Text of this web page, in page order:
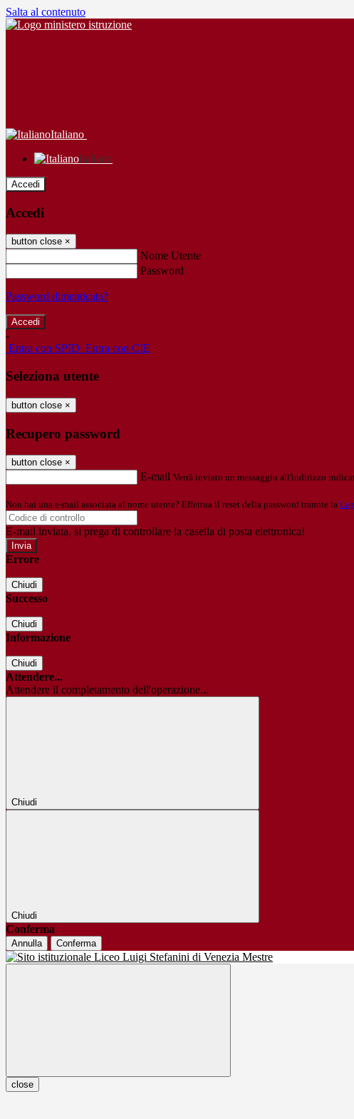
Salta al contenuto
Italiano
Italiano
Accedi
Accedi
button close ×
Nome Utente
Password
Password dimenticata?
-
Entra con SPID Entra con CIE
Seleziona utente
button close ×
Recupero password
button close ×
E-mail Verrà inviato un messaggio all'indirizzo
Non hai una e-mail associata al nome utente? Effettua il reset della password tramite la
E-mail inviata, si prega di controllare la casella di posta elettronica!
Errore
Chiudi
Successo
Chiudi
Informazione
Chiudi
Attendere...
Attendere il completamento dell'operazione...
Chiudi
Chiudi
Conferma
Annulla Conferma
close